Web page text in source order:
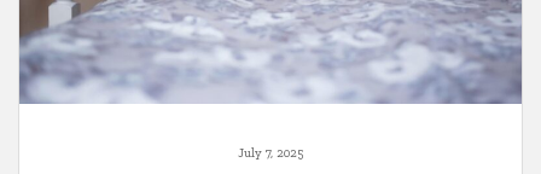
July 7, 2025